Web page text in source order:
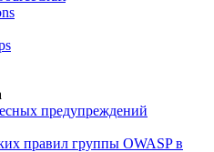
предупреждений
правил группы OWASP в